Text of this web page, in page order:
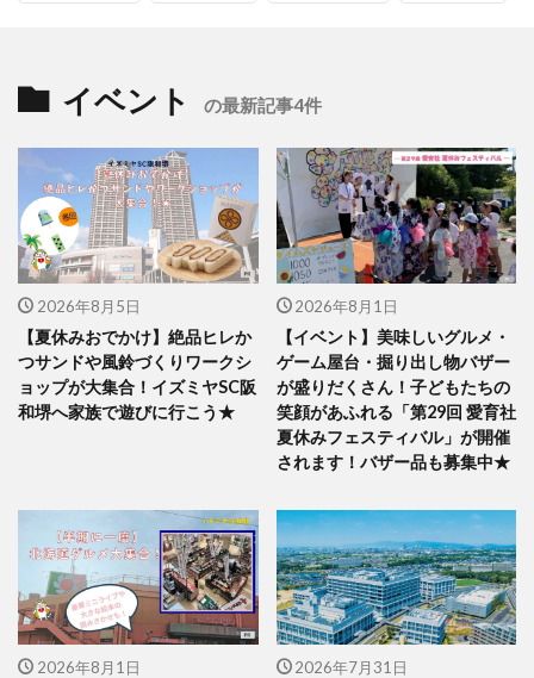
イベント の最新記事4件
2026年8月5日
【夏休みおでかけ】絶品ヒレか
つサンドや風鈴づくりワークシ
ョップが大集合！イズミヤSC阪
和堺へ家族で遊びに行こう★
2026年8月1日
【イベント】美味しいグルメ・
ゲーム屋台・掘り出し物バザー
が盛りだくさん！子どもたちの
笑顔があふれる「第29回 愛育社
夏休みフェスティバル」が開催
されます！バザー品も募集中★
2026年8月1日 2026年7月31日